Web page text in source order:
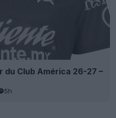
du Club América 26-27 –
5h